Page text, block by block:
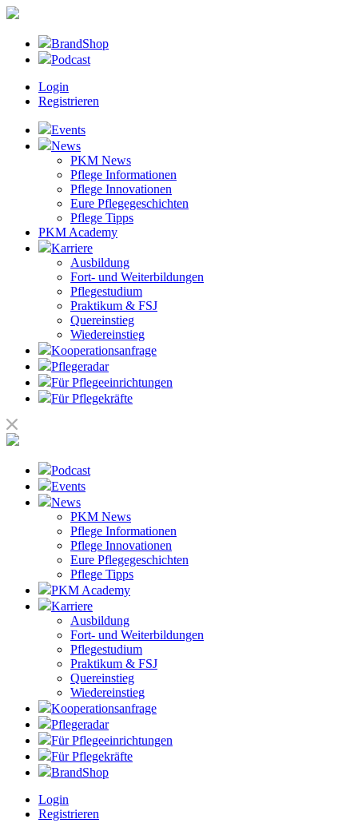
BrandShop
Podcast
Login
Registrieren
Events
News
PKM News
Pflege Informationen
Pflege Innovationen
Eure Pflegegeschichten
Pflege Tipps
PKM Academy
Karriere
Ausbildung
Fort- und Weiterbildungen
Pflegestudium
Praktikum & FSJ
Quereinstieg
Wiedereinstieg
Kooperationsanfrage
Pflegeradar
Für Pflegeeinrichtungen
Für Pflegekräfte
Podcast
Events
News
PKM News
Pflege Informationen
Pflege Innovationen
Eure Pflegegeschichten
Pflege Tipps
PKM Academy
Karriere
Ausbildung
Fort- und Weiterbildungen
Pflegestudium
Praktikum & FSJ
Quereinstieg
Wiedereinstieg
Kooperationsanfrage
Pflegeradar
Für Pflegeeinrichtungen
Für Pflegekräfte
BrandShop
Login
Registrieren